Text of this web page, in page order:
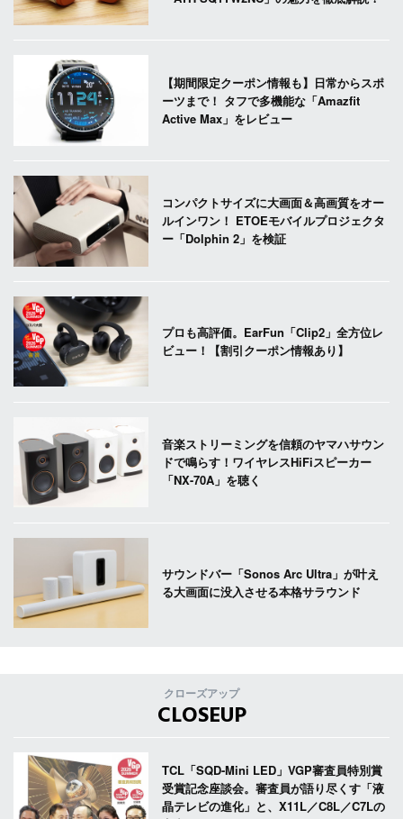
【期間限定クーポン情報も】日常からスポ
ーツまで！ タフで多機能な「Amazfit
Active Max」をレビュー
コンパクトサイズに大画面＆高画質をオー
ルインワン！ ETOEモバイルプロジェクタ
ー「Dolphin 2」を検証
プロも高評価。EarFun「Clip2」全方位レ
ビュー！【割引クーポン情報あり】
音楽ストリーミングを信頼のヤマハサウン
ドで鳴らす！ワイヤレスHiFiスピーカー
「NX-70A」を聴く
サウンドバー「Sonos Arc Ultra」が叶え
る大画面に没入させる本格サラウンド
クローズアップ
CLOSEUP
TCL「SQD-Mini LED」VGP審査員特別賞
受賞記念座談会。審査員が語り尽くす「液
晶テレビの進化」と、X11L／C8L／C7Lの